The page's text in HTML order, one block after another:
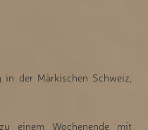
der Märkischen Schweiz,
einem Wochenende mit